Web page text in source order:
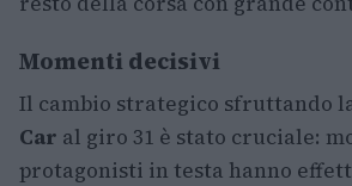
Momenti decisivi
Il cambio strategico sfruttando
Car al giro 31 è stato cruciale:
protagonisti in testa hanno